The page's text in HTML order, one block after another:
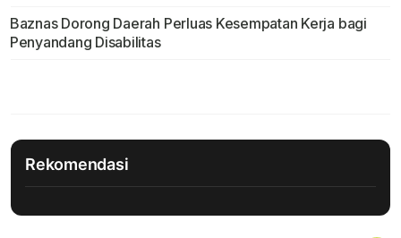
Baznas Dorong Daerah Perluas Kesempatan Kerja bagi
Penyandang Disabilitas
Rekomendasi